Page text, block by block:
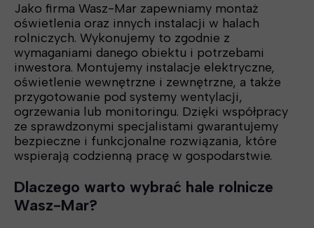
Jako firma Wasz-Mar zapewniamy montaż
oświetlenia oraz innych instalacji w halach
rolniczych. Wykonujemy to zgodnie z
wymaganiami danego obiektu i potrzebami
inwestora. Montujemy instalacje elektryczne,
oświetlenie wewnętrzne i zewnętrzne, a także
przygotowanie pod systemy wentylacji,
ogrzewania lub monitoringu. Dzięki współpracy
ze sprawdzonymi specjalistami gwarantujemy
bezpieczne i funkcjonalne rozwiązania, które
wspierają codzienną pracę w gospodarstwie.
Dlaczego warto wybrać hale rolnicze
Wasz-Mar?